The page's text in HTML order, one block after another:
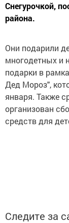
Снегурочкой,
района.
Они подарили
многодетных и
подарки в
Дед Мороз",
января. Также
организован
средств для
Следите за